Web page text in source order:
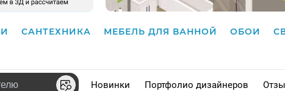
САНТЕХНИКА МЕБЕЛЬ ДЛЯ ВАННОЙ ОБОИ
Новинки Портфолио дизайнеров